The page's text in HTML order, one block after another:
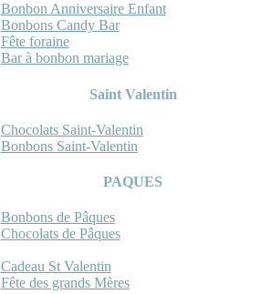
Bonbon Anniversaire Enfant
Bonbons Candy Bar
Fête foraine
Bar à bonbon mariage
Saint Valentin
Chocolats Saint-Valentin
Bonbons Saint-Valentin
PAQUES
Bonbons de Pâques
Chocolats de Pâques
Cadeau St Valentin
Fête des grands Mères